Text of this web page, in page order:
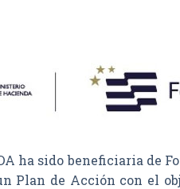
ha sido beneficiaria
Plan de Acción con